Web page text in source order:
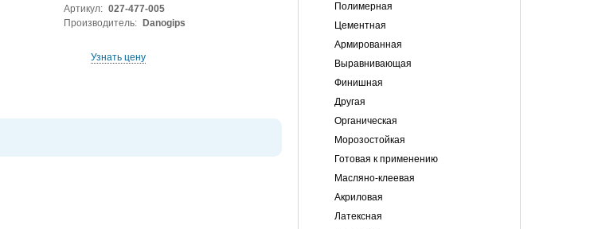
Полимерная
Цементная
Армированная
Выравнивающая
Финишная
Другая
Органическая
Морозостойкая
Готовая к применению
Масляно-клеевая
Акриловая
Латексная
Артикул: 027-477-005
Производитель:
Danogips
Узнать цену